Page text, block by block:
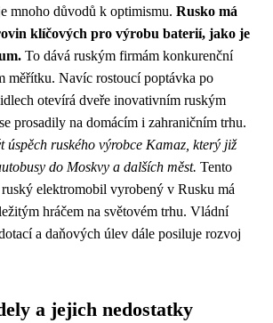
mnoho důvodů k optimismu. Rusko má
klíčových pro výrobu baterií, jako je
To dává ruským firmám konkurenční
měřítku. Navíc rostoucí poptávka po
otevírá dveře inovativním ruským
prosadily na domácím i zahraničním trhu.
úspěch ruského výrobce Kamaz, který již
do Moskvy a dalších měst. Tento
ruský elektromobil vyrobený v Rusku má
hráčem na světovém trhu. Vládní
a daňových úlev dále posiluje rozvoj
a jejich nedostatky